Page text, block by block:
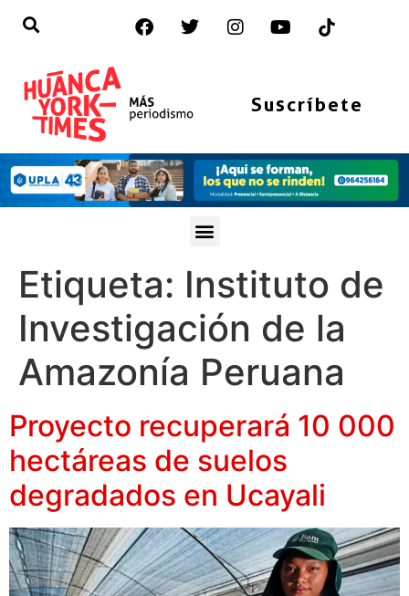
Suscríbete
Etiqueta: Instituto de
Investigación de la
Amazonía Peruana
Proyecto recuperará 10 000
hectáreas de suelos
degradados en Ucayali